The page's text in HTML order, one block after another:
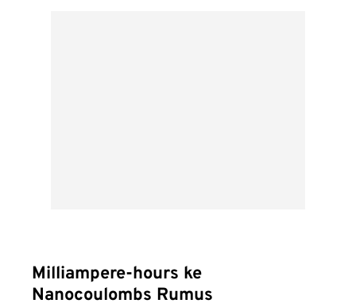
Milliampere-hours ke
Nanocoulombs Rumus